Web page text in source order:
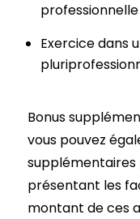
Exercice dans
Bonus
vous pouvez
supplémentaires
présentant les
montant de ces